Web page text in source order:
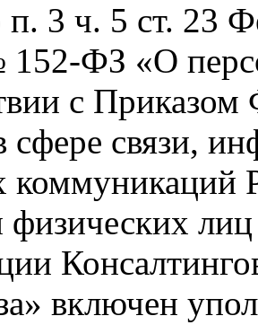
п. 3 ч. 5 ст. 23
152-ФЗ «О
с
сфере связи,
коммуникаций
физических
включен